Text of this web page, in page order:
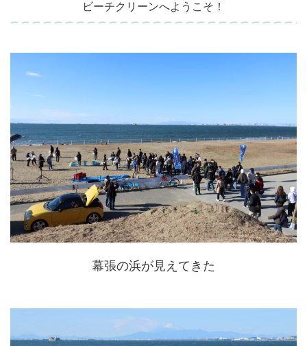
ビーチクリーンへようこそ！
幕張の浜が見えてきた